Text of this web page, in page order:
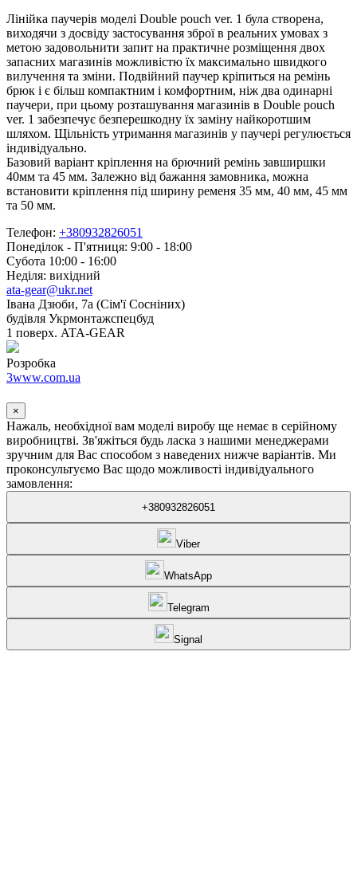
Лінійка паучерів моделі Double pouch ver. 1 була створена,
виходячи з досвіду застосування зброї в реальних умовах з
метою задовольнити запит на практичне розміщення двох
запасних магазинів можливістю їх максимально швидкого
вилучення та зміни. Подвійний паучер кріпиться на ремінь
брюк і є більш компактним і комфортним, ніж два одинарні
паучери, при цьому розташування магазинів в Double pouch
ver. 1 забезпечує безперешкодну їх заміну найкоротшим
шляхом. Щільність утримання магазинів у паучері регулюється
індивідуально.
Базовий варіант кріплення на брючний ремінь завширшки
40мм та 45 мм. Залежно від бажання замовника, можна
встановити кріплення під ширину ременя 35 мм, 40 мм, 45 мм
та 50 мм.
Телефон: +380932826051
Понеділок - П'ятниця: 9:00 - 18:00
Субота 10:00 - 16:00
Неділя: вихідний
ata-gear@ukr.net
Івана Дзюби, 7а (Сім'ї Сосніних)
будівля Укрмонтажспецбуд
1 поверх. ATA-GEAR
Розробка
3www.com.ua
×
Нажаль, необхідної вам моделі виробу ще немає в серійному
виробництві. Зв'яжіться будь ласка з нашими менеджерами
зручним для Вас способом з наведених нижче варіантів. Ми
проконсультуємо Вас щодо можливості індивідуального
замовлення:
+380932826051
Viber
WhatsApp
Telegram
Signal